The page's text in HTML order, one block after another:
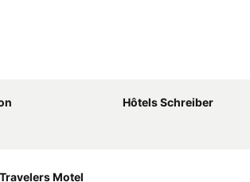
Hôtels Schreiber
Motel